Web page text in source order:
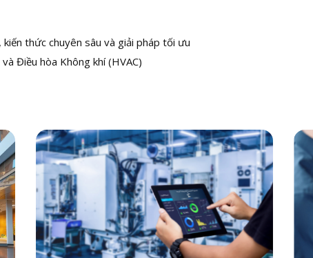
thức chuyên sâu và giải pháp tối ưu
Điều hòa Không khí (HVAC)